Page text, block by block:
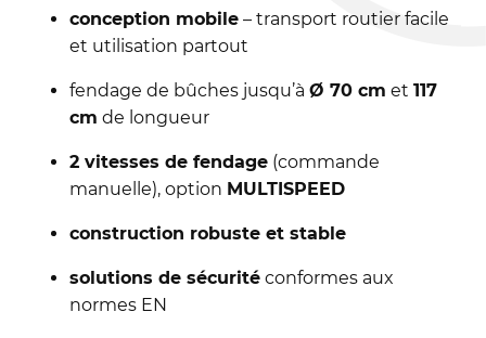
conception mobile– transport routier facile
et utilisation partout
fendage de bûches jusqu’à Ø 70 cm et 117
cm de longueur
2 vitesses de fendage(commande
manuelle), option MULTISPEED
construction robuste et stable
solutions de sécuritéconformes aux
normes EN